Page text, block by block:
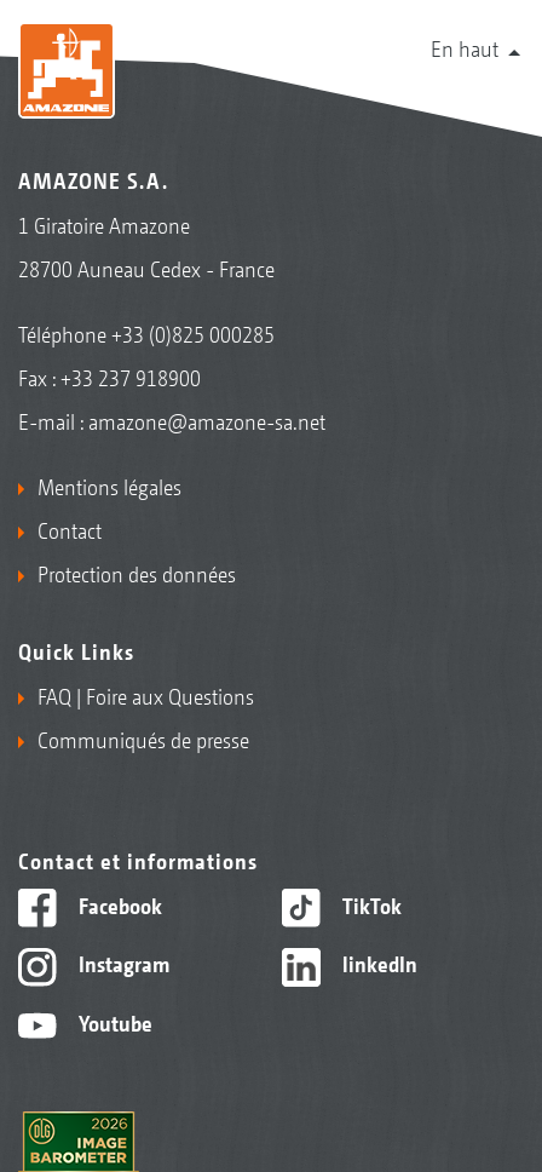
En haut
AMAZONE S.A.
1 Giratoire Amazone
28700 Auneau Cedex - France
Téléphone+33 (0)825 000285
Fax : +33 237 918900
E-mail : amazone@amazone-sa.net
Mentions légales
Contact
Protection des données
Quick Links
FAQ | Foire aux Questions
Communiqués de presse
Contact et informations
Facebook
Instagram
Youtube
TikTok
linkedIn